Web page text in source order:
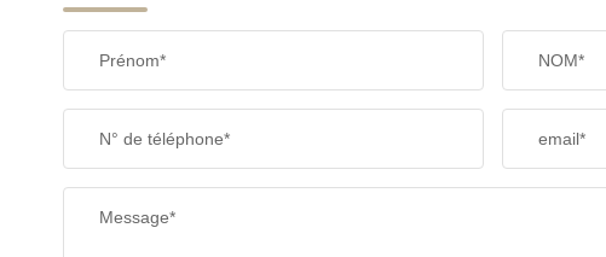
Prénom* NOM*
N° de téléphone* email*
Message*